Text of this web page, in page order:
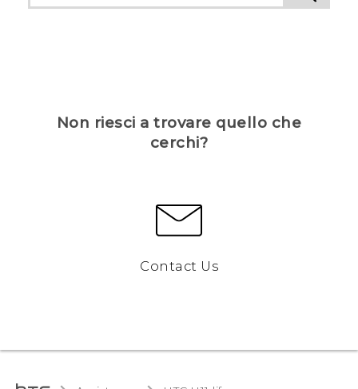
Non riesci a trovare quello che
cerchi?
Contact Us